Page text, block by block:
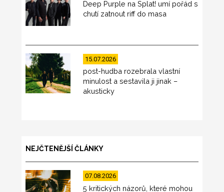
Deep Purple na Splat! umí pořád s
chutí zatnout riff do masa
15.07.2026
post-hudba rozebrala vlastní
minulost a sestavila ji jinak –
akusticky
NEJČTENĚJŠÍ ČLÁNKY
07.08.2026
5 kritických názorů, které mohou